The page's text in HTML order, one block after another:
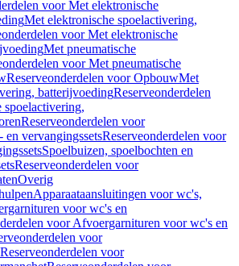
voor Met elektronische
Met elektronische spoelactivering,
voor Met elektronische
Met pneumatische
voor Met pneumatische
Reserveonderdelen voor OpbouwMet
batterijvoedingReserveonderdelen
Reserveonderdelen voor
vervangingssetsReserveonderdelen voor
Spoelbuizen, spoelbochten en
Reserveonderdelen voor
Overig
Apparaataansluitingen voor wc's,
voor wc's en
voor Afvoergarnituren voor wc's en
voor
Reserveonderdelen voor